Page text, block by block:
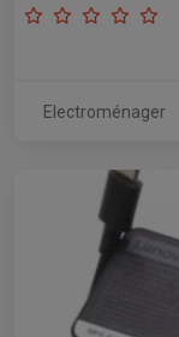
Electroménager